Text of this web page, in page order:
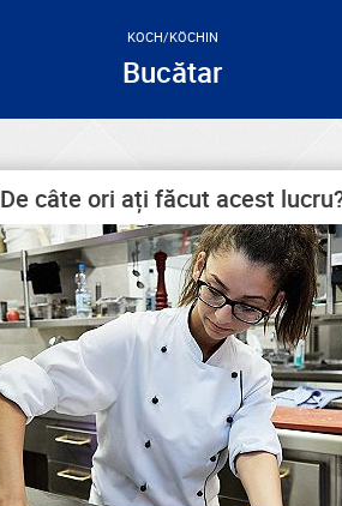
KOCH/KÖCHIN
Bucătar
De câte ori ați făcut acest